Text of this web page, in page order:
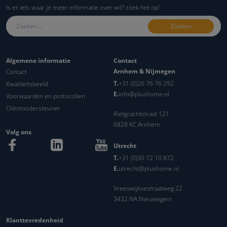
Algemene informatie
Contact
Kwaliteitsbeeld
Voorwaarden en protocollen
Cliëntondersteuner
Volg ons
Contact
Arnhem & Nijmegen
T.+31 (0)26 76 76 292
E.info@plushome.nl
Rietgrachtstraat 121
6828 KC Arnhem
Utrecht
T.+31 (0)30 72 10 872
E.utrecht@plushome.nl
Vreeswijksestraatweg 22
3432 NA Nieuwegein
Klanttevredenheid
Is er iets waar je meer informatie over wil? zoek het op!
Zoeken naar: